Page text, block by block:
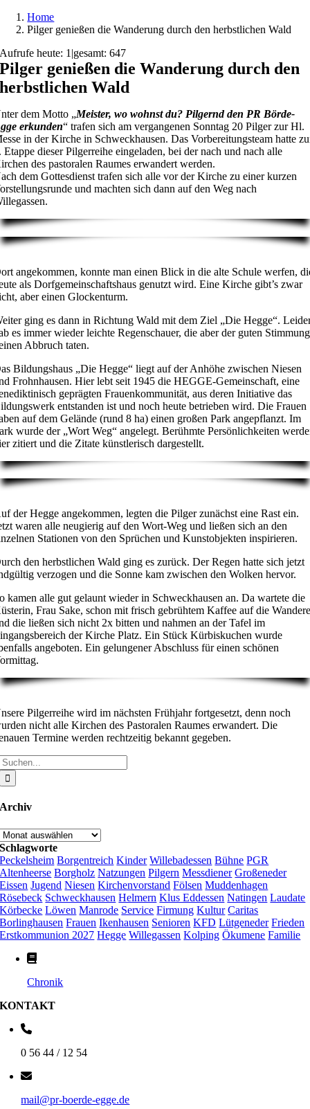
Home
Pilger genießen die Wanderung durch den herbstlichen Wald
Aufrufe heute: 1 |gesamt: 647
Pilger genießen die Wanderung durch den
herbstlichen Wald
dem Motto „Meister, wo wohnst du? Pilgernd den PR Börde-
erkunden“ trafen sich am vergangenen Sonntag 20 Pilger zur Hl.
in der Kirche in Schweckhausen. Das Vorbereitungsteam hatte
Etappe dieser Pilgerreihe eingeladen, bei der nach und nach alle
des pastoralen Raumes erwandert werden.
dem Gottesdienst trafen sich alle vor der Kirche zu einer kurzen
und machten sich dann auf den Weg nach
angekommen, konnte man einen Blick in die alte Schule werfen,
als Dorfgemeinschaftshaus genutzt wird. Eine Kirche gibt’s zwar
aber einen Glockenturm.
ging es dann in Richtung Wald mit dem Ziel „Die Hegge“.
es immer wieder leichte Regenschauer, die aber der guten Stimmung
Abbruch taten.
Bildungshaus „Die Hegge“ liegt auf der Anhöhe zwischen Niesen
Frohnhausen. Hier lebt seit 1945 die HEGGE-Gemeinschaft, eine
geprägten Frauenkommunität, aus deren Initiative das
entstanden ist und noch heute betrieben wird. Die Frauen
auf dem Gelände (rund 8 ha) einen großen Park angepflanzt. Im
wurde der „Wort Weg“ angelegt. Berühmte Persönlichkeiten
zitiert und die Zitate künstlerisch dargestellt.
der Hegge angekommen, legten die Pilger zunächst eine Rast ein.
waren alle neugierig auf den Wort-Weg und ließen sich an den
Stationen von den Sprüchen und Kunstobjekten inspirieren.
den herbstlichen Wald ging es zurück. Der Regen hatte sich jetzt
verzogen und die Sonne kam zwischen den Wolken hervor.
kamen alle gut gelaunt wieder in Schweckhausen an. Da wartete die
Frau Sake, schon mit frisch gebrühtem Kaffee auf die
die ließen sich nicht 2x bitten und nahmen an der Tafel im
der Kirche Platz. Ein Stück Kürbiskuchen wurde
angeboten. Ein gelungener Abschluss für einen schönen
Pilgerreihe wird im nächsten Frühjahr fortgesetzt, denn noch
nicht alle Kirchen des Pastoralen Raumes erwandert. Die
Termine werden rechtzeitig bekannt gegeben.
Archiv
Schlagworte
Peckelsheim Borgentreich Kinder Willebadessen Bühne PGR
Altenheerse Borgholz Natzungen Pilgern Messdiener Großeneder
Eissen Jugend Niesen Kirchenvorstand Fölsen Muddenhagen
Rösebeck Schweckhausen Helmern Klus Eddessen Natingen Laudate
Körbecke Löwen Manrode Service Firmung Kultur Caritas
Borlinghausen Frauen Ikenhausen Senioren KFD Lütgeneder Frieden
Erstkommunion 2027 Hegge Willegassen Kolping Ökumene Familie
Chronik
KONTAKT
0 56 44 / 12 54
mail@pr-boerde-egge.de